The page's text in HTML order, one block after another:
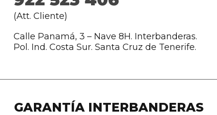
(Att. Cliente)
Calle Panamá, 3 – Nave 8H. Interbanderas.
Pol. Ind. Costa Sur. Santa Cruz de Tenerife.
GARANTÍA INTERBANDERAS